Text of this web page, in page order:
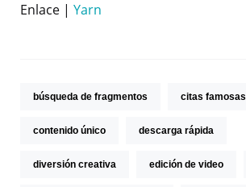
Enlace | Yarn
búsqueda de fragmentos citas famosas
contenido único descarga rápida
diversión creativa edición de video